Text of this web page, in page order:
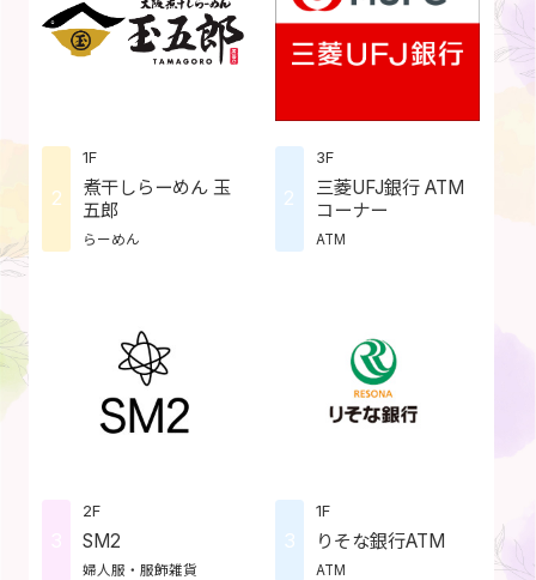
2
1F
煮干しらーめん 玉
五郎
らーめん
2
3F
三菱UFJ銀行 ATM
コーナー
ATM
2F
SM2
婦人服・服飾雑貨
3
1F
りそな銀行ATM
ATM